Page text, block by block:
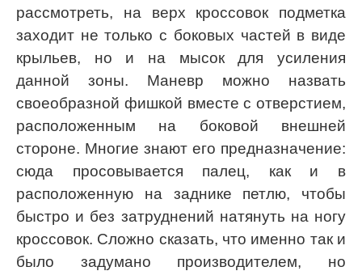
рассмотреть, на верх кроссовок подметка
заходит не только с боковых частей в виде
крыльев, но и на мысок для усиления
данной зоны. Маневр можно назвать
своеобразной фишкой вместе с отверстием,
расположенным на боковой внешней
стороне. Многие знают его предназначение:
сюда просовывается палец, как и в
расположенную на заднике петлю, чтобы
быстро и без затруднений натянуть на ногу
кроссовок. Сложно сказать, что именно так и
было задумано производителем, но